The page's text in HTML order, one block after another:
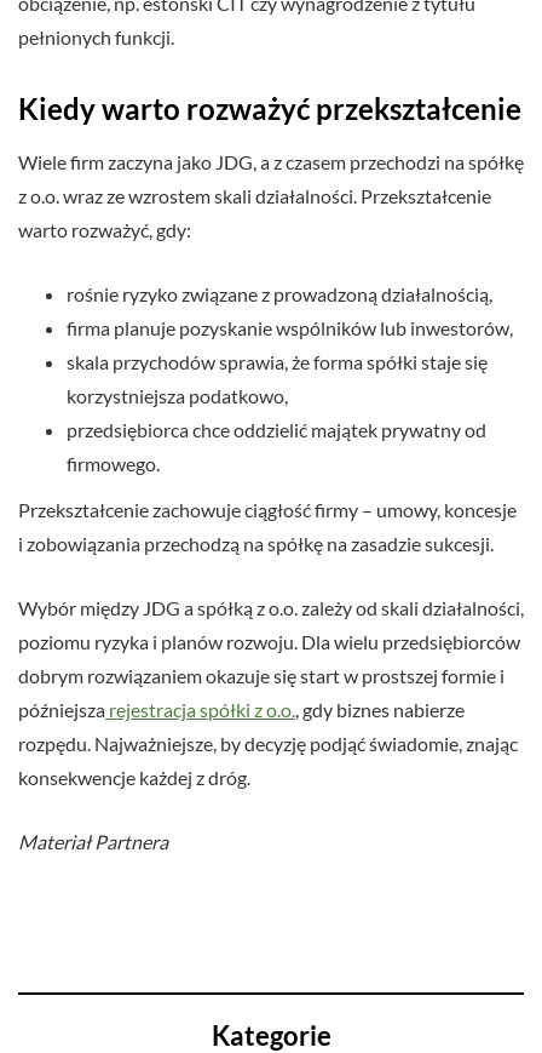
pełnionych funkcji.
Kiedy warto rozważyć przekształcenie
Wiele firm zaczyna jako JDG, a z czasem przechodzi na spółkę
z o.o. wraz ze wzrostem skali działalności. Przekształcenie
warto rozważyć, gdy:
rośnie ryzyko związane z prowadzoną działalnością,
firma planuje pozyskanie wspólników lub inwestorów,
skala przychodów sprawia, że forma spółki staje się
korzystniejsza podatkowo,
przedsiębiorca chce oddzielić majątek prywatny od
firmowego.
Przekształcenie zachowuje ciągłość firmy – umowy, koncesje
i zobowiązania przechodzą na spółkę na zasadzie sukcesji.
Wybór między JDG a spółką z o.o. zależy od skali działalności,
poziomu ryzyka i planów rozwoju. Dla wielu przedsiębiorców
dobrym rozwiązaniem okazuje się start w prostszej formie i
późniejsza rejestracja spółki z o.o., gdy biznes nabierze
rozpędu. Najważniejsze, by decyzję podjąć świadomie, znając
konsekwencje każdej z dróg.
Materiał Partnera
Kategorie